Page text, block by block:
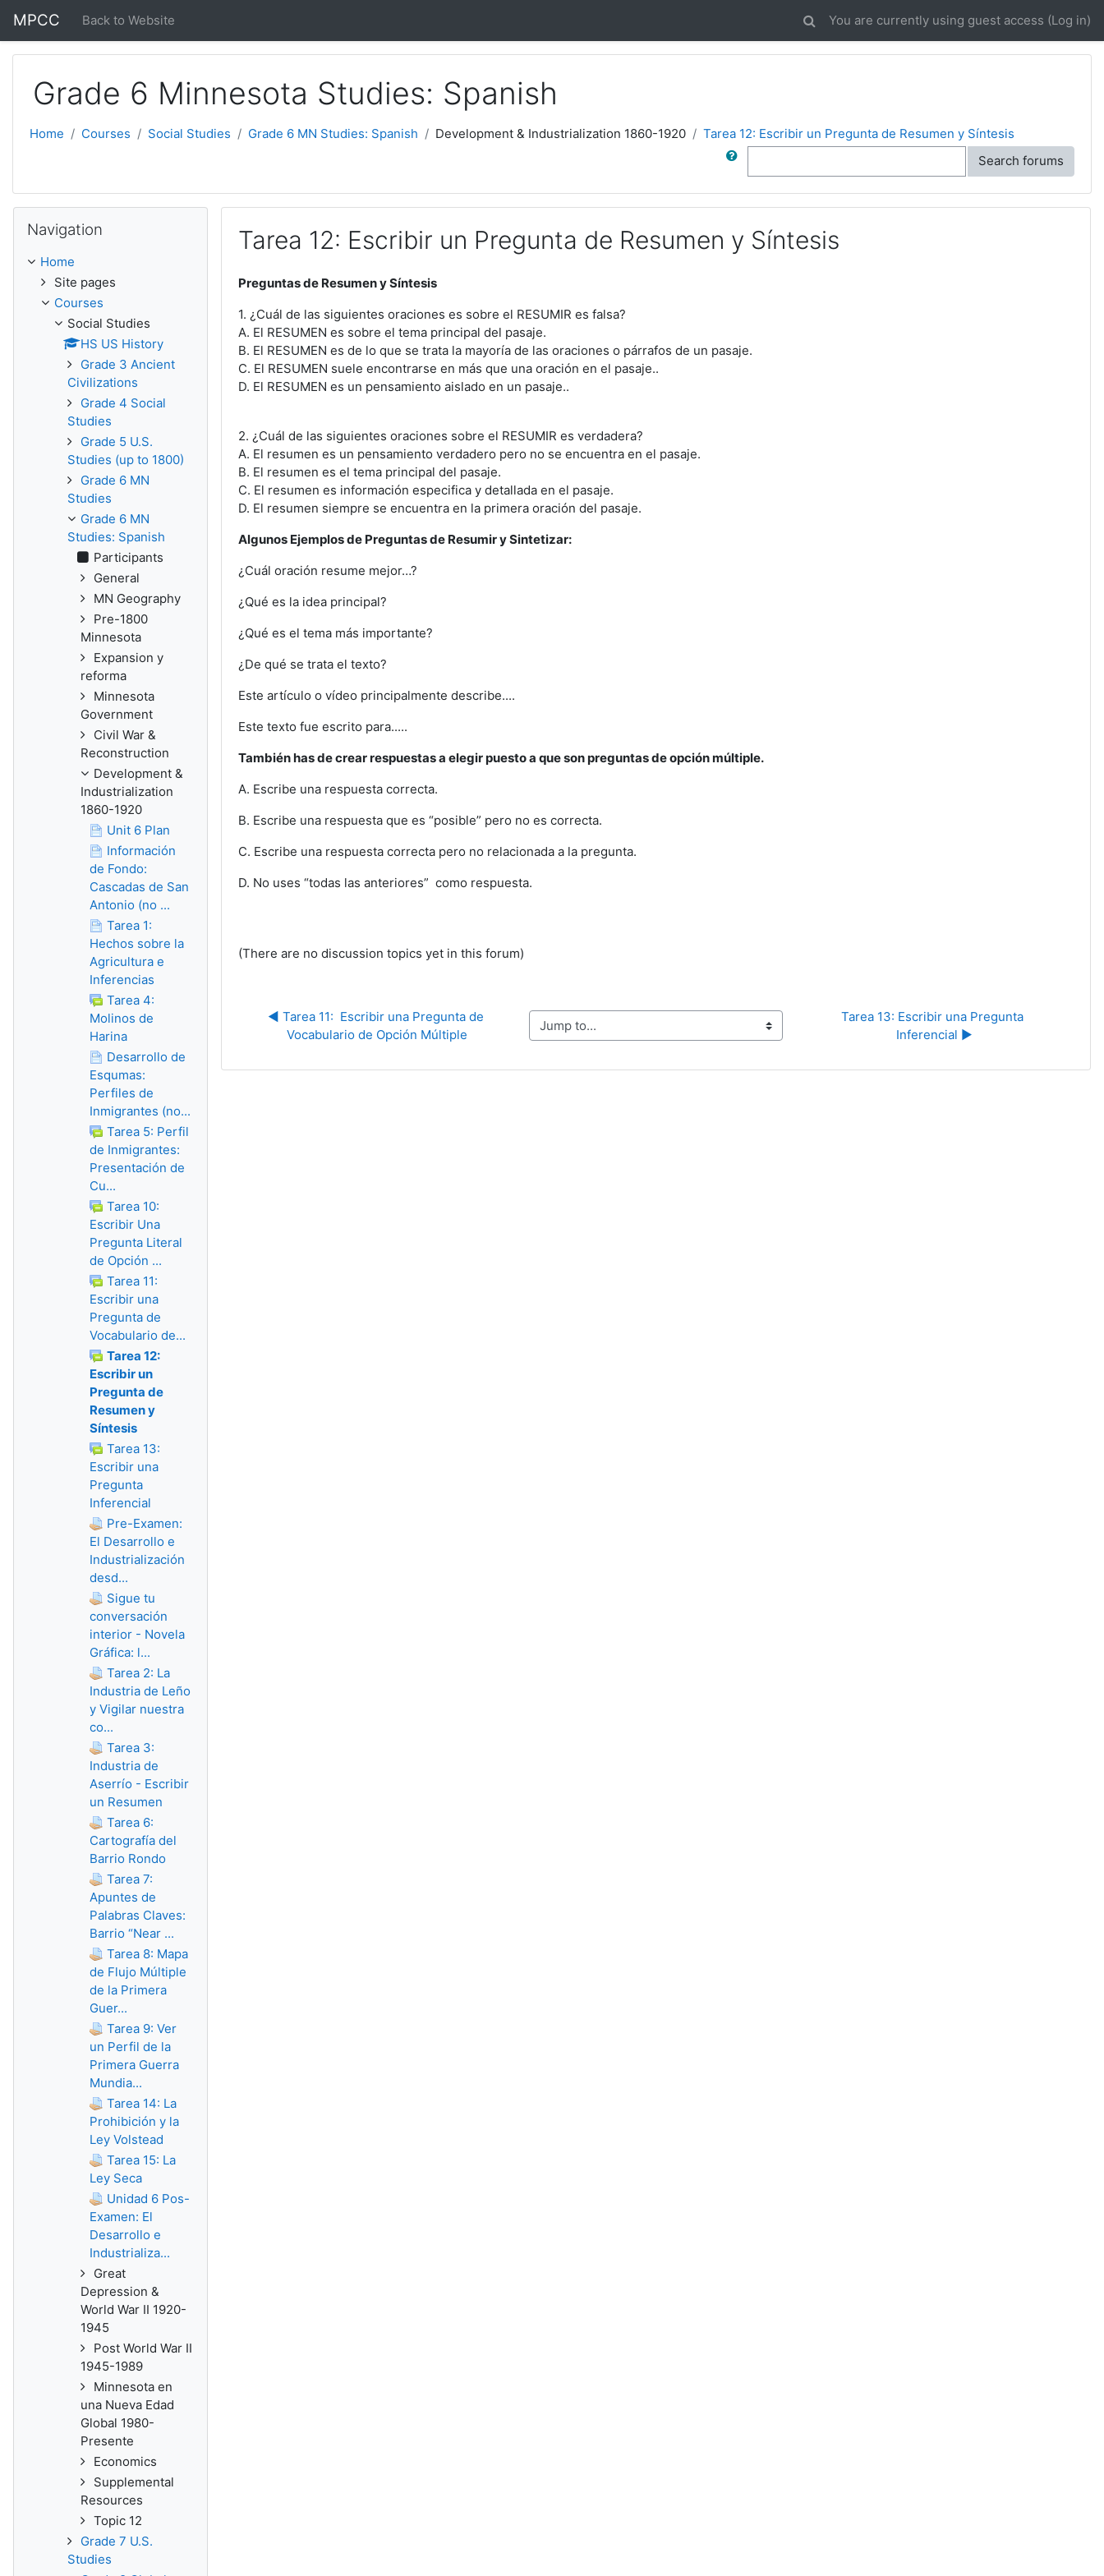
MPCC Back to Website You are currently using guest access (Log in)
Grade 6 Minnesota Studies: Spanish
Home Courses Social Studies Grade 6 MN Studies: Spanish Development & Industrialization 1860-1920 Tarea 12: Escribir un Pregunta de Resumen y Síntesis
Search forums
Tarea 12: Escribir un Pregunta de Resumen y Síntesis
Preguntas de Resumen y Síntesis
1. ¿Cuál de las siguientes oraciones es sobre el RESUMIR es falsa?
A. El RESUMEN es sobre el tema principal del pasaje.
B. El RESUMEN es de lo que se trata la mayoría de las oraciones o párrafos de un pasaje.
C. El RESUMEN suele encontrarse en más que una oración en el pasaje..
D. El RESUMEN es un pensamiento aislado en un pasaje..
2. ¿Cuál de las siguientes oraciones sobre el RESUMIR es verdadera?
A. El resumen es un pensamiento verdadero pero no se encuentra en el pasaje.
B. El resumen es el tema principal del pasaje.
C. El resumen es información especifica y detallada en el pasaje.
D. El resumen siempre se encuentra en la primera oración del pasaje.
Algunos Ejemplos de Preguntas de Resumir y Sintetizar:
¿Cuál oración resume mejor…?
¿Qué es la idea principal?
¿Qué es el tema más importante?
¿De qué se trata el texto?
Este artículo o vídeo principalmente describe....
Este texto fue escrito para.....
También has de crear respuestas a elegir puesto a que son preguntas de opción múltiple.
A. Escribe una respuesta correcta.
B. Escribe una respuesta que es “posible” pero no es correcta.
C. Escribe una respuesta correcta pero no relacionada a la pregunta.
D. No uses “todas las anteriores” como respuesta.
(There are no discussion topics yet in this forum)
◀︎ Tarea 11:  Escribir una Pregunta de
Vocabulario de Opción Múltiple
Jump to...
Tarea 13: Escribir una Pregunta
Inferencial ▶︎
Navigation
Home
Site pages
Courses
Social Studies
HS US History
Grade 3 Ancient
Civilizations
Grade 4 Social
Studies
Grade 5 U.S.
Studies (up to 1800)
Grade 6 MN
Studies
Grade 6 MN
Studies: Spanish
Participants
General
MN Geography
Pre-1800
Minnesota
Expansion y
reforma
Minnesota
Government
Civil War &
Reconstruction
Development &
Industrialization
1860-1920
Unit 6 Plan
Información
de Fondo:
Cascadas de San
Antonio (no ...
Tarea 1:
Hechos sobre la
Agricultura e
Inferencias
Tarea 4:
Molinos de
Harina
Desarrollo de
Esqumas:
Perfiles de
Inmigrantes (no...
Tarea 5: Perfil
de Inmigrantes:
Presentación de
Cu...
Tarea 10:
Escribir Una
Pregunta Literal
de Opción ...
Tarea 11:
Escribir una
Pregunta de
Vocabulario de...
Tarea 12:
Escribir un
Pregunta de
Resumen y
Síntesis
Tarea 13:
Escribir una
Pregunta
Inferencial
Pre-Examen:
El Desarrollo e
Industrialización
desd...
Sigue tu
conversación
interior - Novela
Gráfica: l...
Tarea 2: La
Industria de Leño
y Vigilar nuestra
co...
Tarea 3:
Industria de
Aserrío - Escribir
un Resumen
Tarea 6:
Cartografía del
Barrio Rondo
Tarea 7:
Apuntes de
Palabras Claves:
Barrio “Near ...
Tarea 8: Mapa
de Flujo Múltiple
de la Primera
Guer...
Tarea 9: Ver
un Perfil de la
Primera Guerra
Mundia...
Tarea 14: La
Prohibición y la
Ley Volstead
Tarea 15: La
Ley Seca
Unidad 6 Pos-
Examen: El
Desarrollo e
Industrializa...
Great
Depression &
World War II 1920-
1945
Post World War II
1945-1989
Minnesota en
una Nueva Edad
Global 1980-
Presente
Economics
Supplemental
Resources
Topic 12
Grade 7 U.S.
Studies